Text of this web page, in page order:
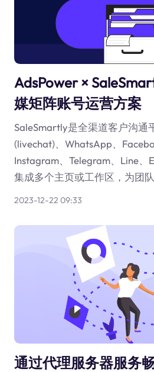
AdsPower ×
媒矩阵账号运营方案
SaleSmartly是全渠道客户沟通
(livechat)、WhatsApp、
Instagram、Telegram、Line、
集成多个主页或工作区，为团队
2023-12-22 09:33
通过代理服务器服务